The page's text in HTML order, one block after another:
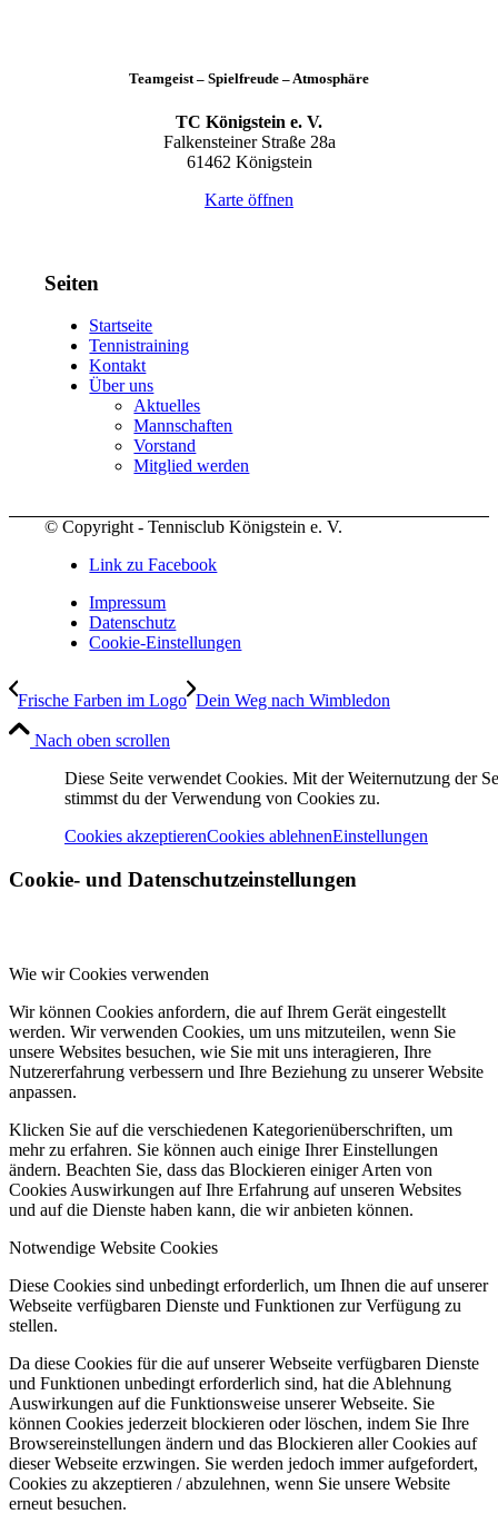
Teamgeist – Spielfreude – Atmosphäre
TC Königstein e. V.
Falkensteiner Straße 28a
61462 Königstein
Karte öffnen
Seiten
Startseite
Tennistraining
Kontakt
Über uns
Aktuelles
Mannschaften
Vorstand
Mitglied werden
© Copyright - Tennisclub Königstein e. V.
Link zu Facebook
Impressum
Datenschutz
Cookie-Einstellungen
Frische Farben im Logo Dein Weg nach Wimbledon
Nach oben scrollen
Diese Seite verwendet Cookies. Mit der Weiternutzung der
stimmst du der Verwendung von Cookies zu.
Cookies akzeptierenCookies ablehnenEinstellungen
Cookie- und Datenschutzeinstellungen
Wie wir Cookies verwenden
Wir können Cookies anfordern, die auf Ihrem Gerät eingestellt
werden. Wir verwenden Cookies, um uns mitzuteilen, wenn Sie
unsere Websites besuchen, wie Sie mit uns interagieren, Ihre
Nutzererfahrung verbessern und Ihre Beziehung zu unserer Website
anpassen.
Klicken Sie auf die verschiedenen Kategorienüberschriften, um
mehr zu erfahren. Sie können auch einige Ihrer Einstellungen
ändern. Beachten Sie, dass das Blockieren einiger Arten von
Cookies Auswirkungen auf Ihre Erfahrung auf unseren Websites
und auf die Dienste haben kann, die wir anbieten können.
Notwendige Website Cookies
Diese Cookies sind unbedingt erforderlich, um Ihnen die auf unserer
Webseite verfügbaren Dienste und Funktionen zur Verfügung zu
stellen.
Da diese Cookies für die auf unserer Webseite verfügbaren Dienste
und Funktionen unbedingt erforderlich sind, hat die Ablehnung
Auswirkungen auf die Funktionsweise unserer Webseite. Sie
können Cookies jederzeit blockieren oder löschen, indem Sie Ihre
Browsereinstellungen ändern und das Blockieren aller Cookies auf
dieser Webseite erzwingen. Sie werden jedoch immer aufgefordert,
Cookies zu akzeptieren / abzulehnen, wenn Sie unsere Website
erneut besuchen.